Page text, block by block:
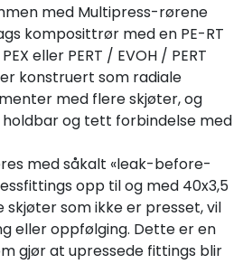
med Multipress-rørene
komposittrør med en PE-RT
eller PERT / EVOH / PERT
konstruert som radiale
med flere skjøter, og
og tett forbindelse med
med såkalt «leak-before-
opp til og med 40x3,5
som ikke er presset, vil
eller oppfølging. Dette er en
gjør at upressede fittings blir